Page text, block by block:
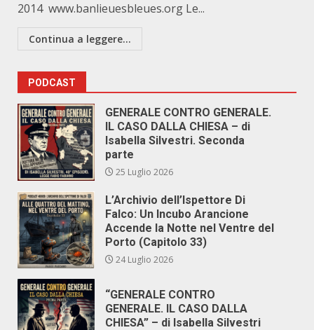
2014 www.banlieuesbleues.org Le...
Continua a leggere...
PODCAST
GENERALE CONTRO GENERALE.
IL CASO DALLA CHIESA – di
Isabella Silvestri. Seconda
parte
25 Luglio 2026
L’Archivio dell’Ispettore Di
Falco: Un Incubo Arancione
Accende la Notte nel Ventre del
Porto (Capitolo 33)
24 Luglio 2026
“GENERALE CONTRO
GENERALE. IL CASO DALLA
CHIESA” – di Isabella Silvestri